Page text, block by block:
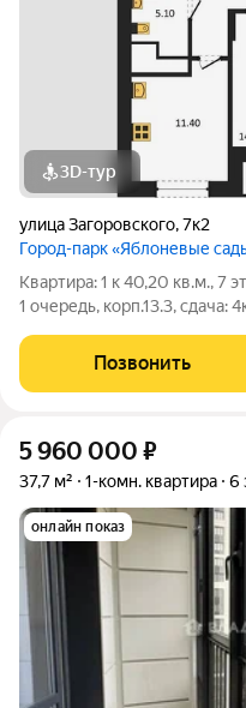
3D-тур
улица Загоровского,7к2
Город-парк «Яблоневые
Квартира: 1 к 40,20 кв.м., 7
1 очередь, корп.13.3, сдача:
современный жилой
множество
Позвонить
5 960 000 ₽
37,7 м² 1-комн. квартира 6
онлайн показ